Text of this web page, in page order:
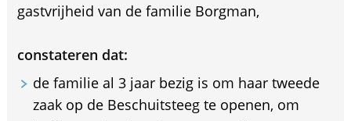
gastvrijheid van de familie Borgman,
constateren dat:
de familie al 3 jaar bezig is om haar tweede
zaak op de Beschuitsteeg te openen, om